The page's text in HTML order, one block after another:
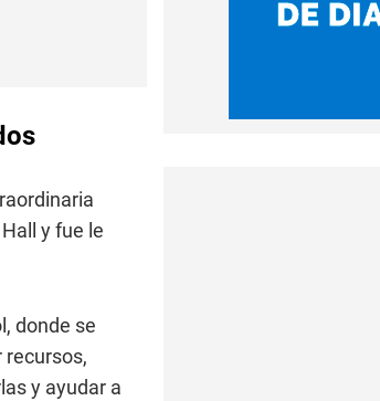
y fue le
donde se
y ayudar a